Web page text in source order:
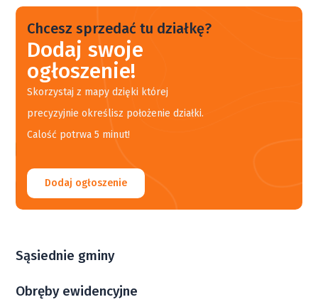
Chcesz sprzedać tu działkę?
Dodaj swoje
ogłoszenie!
Skorzystaj z mapy dzięki której
precyzyjnie określisz położenie działki.
Calość potrwa 5 minut!
Dodaj ogłoszenie
Sąsiednie gminy
Obręby ewidencyjne